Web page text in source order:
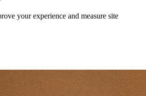
your experience and measure site